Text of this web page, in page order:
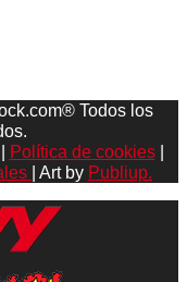
Todos los
Política de cookies|
| Art by Publiup.